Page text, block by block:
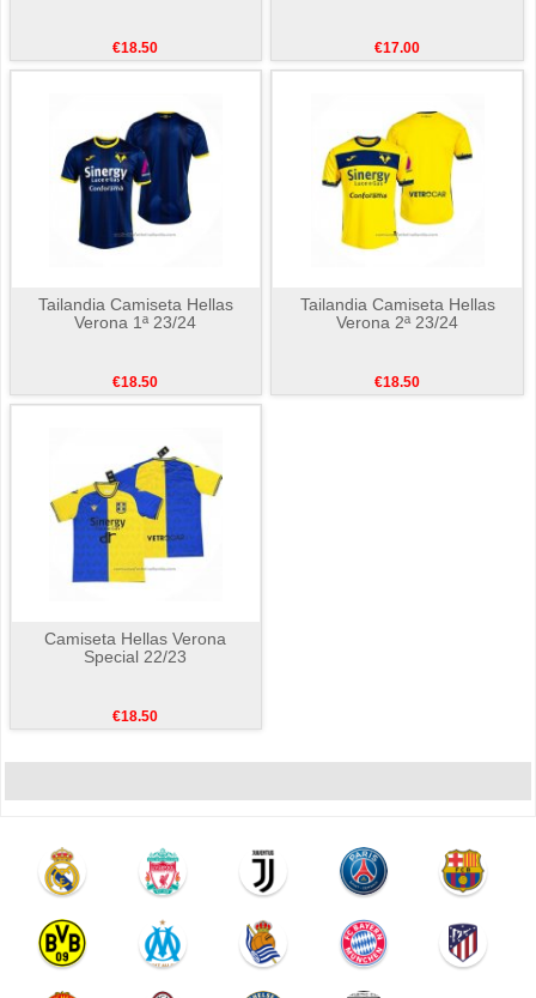
€18.50 €17.00
Tailandia Camiseta Hellas
Verona 1ª 23/24
€18.50
Tailandia Camiseta Hellas
Verona 2ª 23/24
€18.50
Camiseta Hellas Verona
Special 22/23
€18.50